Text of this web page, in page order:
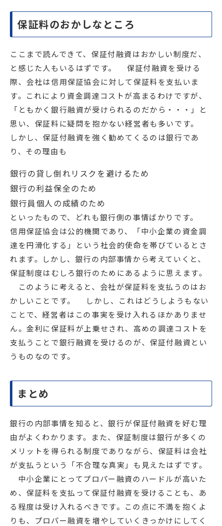
保証料のおかしなところ
ここまで読んできて、保証付融資はおかしい制度だ、
と感じた人もいるはずです。 保証付融資を受ける
際、会社は信用保証協会に対して保証料を支払いま
す。これにより資金調達コストが高まるわけですが、
「ともかく銀行融資が受けられるのだから・・・」と
思い、保証料に疑問を抱かない経営者も多いです。
しかし、保証付融資を強く勧めてくるのは銀行であ
り、その理由も
銀行の貸し倒れリスクを避けるため
銀行の利益保全のため
銀行員個人の成績のため
といったもので、どれも銀行側の事情ばかりです。
信用保証協会は公的機関であり、「中小企業の資金調
達を円滑化する」という社会的使命を帯びているとさ
れます。しかし、銀行の内部事情から考えていくと、
保証制度はむしろ銀行のためにあるように思えます。
このように考えると、会社が保証料を支払うのはお
かしいことです。 しかし、これはどうしようもない
ことで、経営者はこの事実を受け入れるほかありませ
ん。金利に保証料が上乗せされ、高めの調達コストを
支払うことで銀行融資を受けるのが、保証付融資とい
うものなのです。
まとめ
銀行の内部事情を知ると、銀行が保証付融資を好む理
由がよくわかります。また、保証制度は銀行が多くの
メリットを得られる制度でありながら、保証料は会社
が支払うという「不合理な真実」も見えたはずです。
中小企業にとってプロパー融資のハードルが高いた
め、保証料を支払って保証付融資を受けることも、あ
る程度は受け入れるべきです。この点に不満を抱くよ
りも、プロパー融資を増やしていくきっかけにしてく